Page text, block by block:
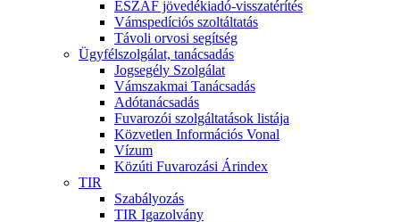
ESZAF jövedékiadó-visszatérítés
Vámspedíciós szoltáltatás
Távoli orvosi segítség
Ügyfélszolgálat, tanácsadás
Jogsegély Szolgálat
Vámszakmai Tanácsadás
Adótanácsadás
Fuvarozói szolgáltatások listája
Közvetlen Információs Vonal
Vízum
Közúti Fuvarozási Árindex
TIR
Szabályozás
TIR Igazolvány